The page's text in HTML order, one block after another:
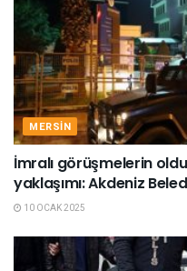
MERSIN
İmralı görüşmelerin
yaklaşımı: Akdeniz
10 OCAK 2025